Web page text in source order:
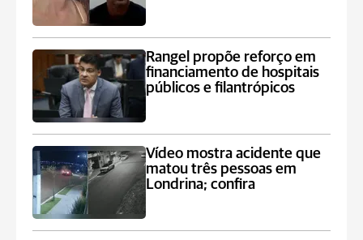
Rangel propõe reforço em
financiamento de hospitais
públicos e filantrópicos
Vídeo mostra acidente que
matou três pessoas em
Londrina; confira